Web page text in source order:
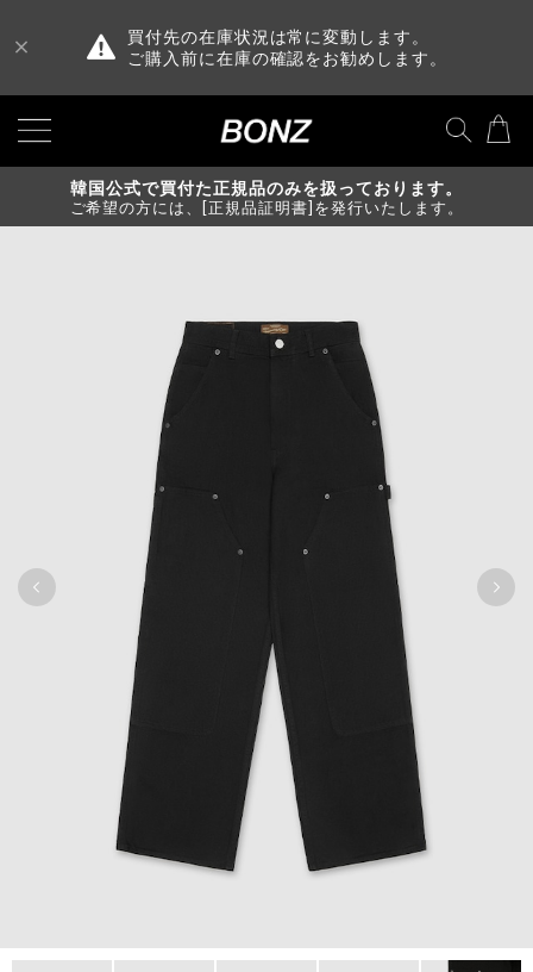
買付先の在庫状況は常に変動します。
ご購入前に在庫の確認をお勧めします。
韓国公式で買付た正規品のみを扱っております。
ご希望の方には、[正規品証明書]を発行いたします。